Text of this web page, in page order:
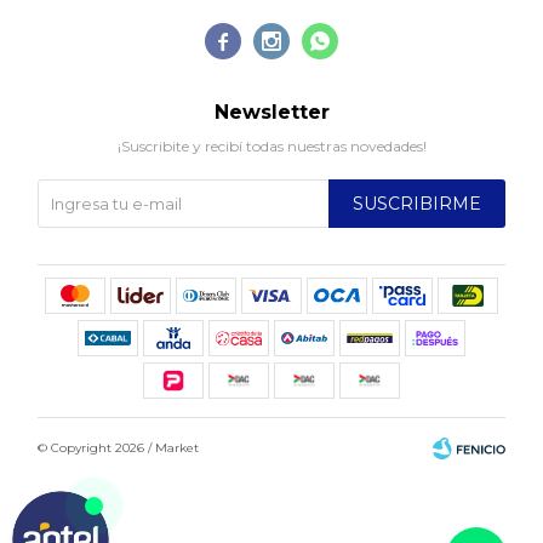
  
Newsletter
¡Suscribite y recibí todas nuestras novedades!
SUSCRIBIRME
© Copyright 2026 / Market